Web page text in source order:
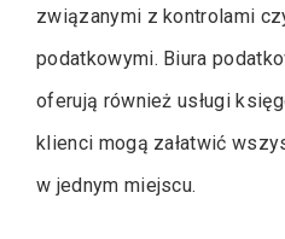
związanymi z kontrolami
podatkowymi. Biura
oferują również usługi
klienci mogą załatwić
w jednym miejscu.